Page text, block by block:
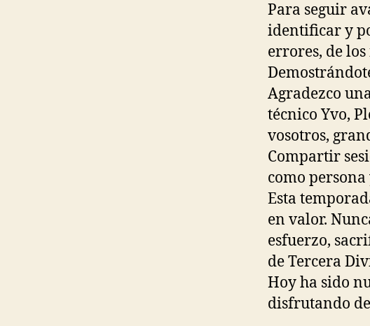
Para seguir
identificar y
errores, de
Agradezco
técnico Yvo,
vosotros,
Compartir
como
Esta
en valor.
esfuerzo,
de Tercera
Hoy ha sido
disfrutando